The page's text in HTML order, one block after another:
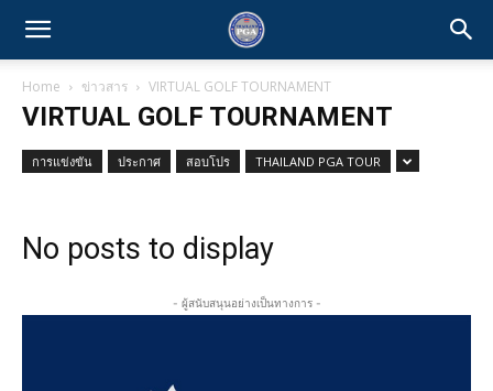
Home ข่าวสาร VIRTUAL GOLF TOURNAMENT
VIRTUAL GOLF TOURNAMENT
การแข่งขัน ประกาศ สอบโปร THAILAND PGA TOUR
No posts to display
- ผู้สนับสนุนอย่างเป็นทางการ -